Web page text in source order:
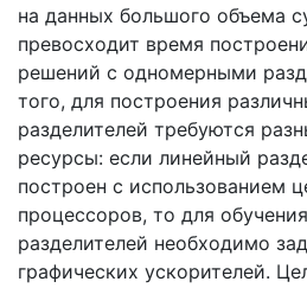
на данных большого объема
превосходит время
решений с одномерными
того, для построения
разделителей требуются
ресурсы: если линейный
построен с использованием
процессоров, то для
разделителей необходимо
графических ускорителей.